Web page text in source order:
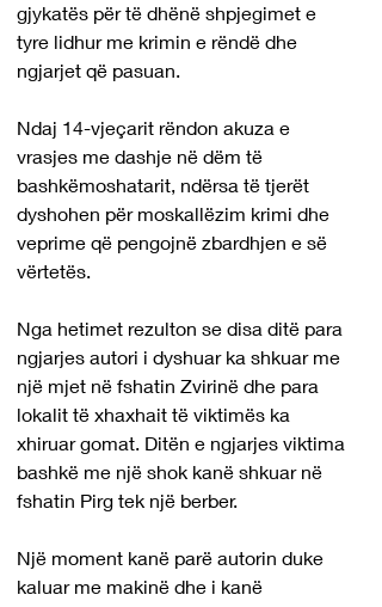
gjykatës për të dhënë shpjegimet e
tyre lidhur me krimin e rëndë dhe
ngjarjet që pasuan.
Ndaj 14-vjeçarit rëndon akuza e
vrasjes me dashje në dëm të
bashkëmoshatarit, ndërsa të tjerët
dyshohen për moskallëzim krimi dhe
veprime që pengojnë zbardhjen e së
vërtetës.
Nga hetimet rezulton se disa ditë para
ngjarjes autori i dyshuar ka shkuar me
një mjet në fshatin Zvirinë dhe para
lokalit të xhaxhait të viktimës ka
xhiruar gomat. Ditën e ngjarjes viktima
bashkë me një shok kanë shkuar në
fshatin Pirg tek një berber.
Një moment kanë parë autorin duke
kaluar me makinë dhe i kanë